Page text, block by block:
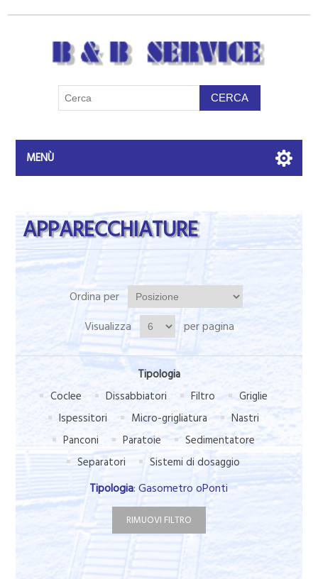
MENÙ
APPARECCHIATURE
Ordina per
Visualizza
per pagina
Tipologia
Coclee
Dissabbiatori Filtro
Griglie
Ispessitori
Micro-grigliatura
Nastri
Panconi
Paratoie
Sedimentatore
Separatori
Sistemi di dosaggio
Tipologia: Gasometro oPonti
RIMUOVI FILTRO